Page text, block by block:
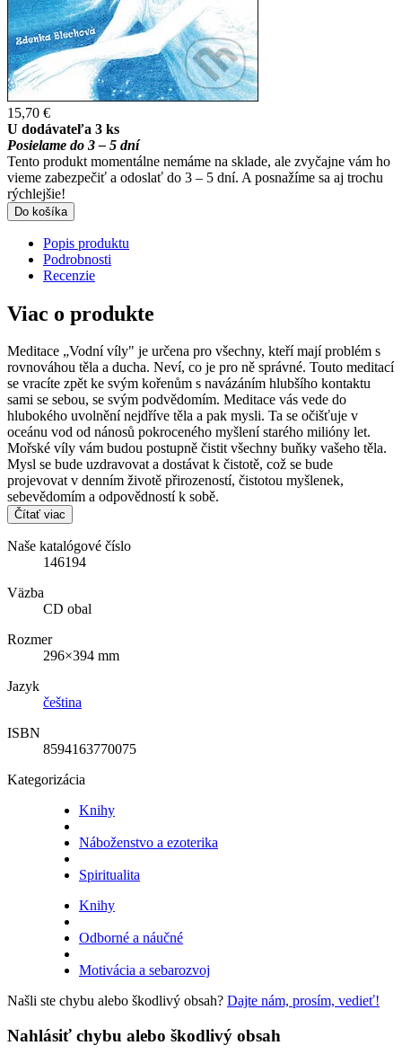
15,70 €
U dodávateľa 3 ks
Posielame do 3 – 5 dní
Tento produkt momentálne nemáme na sklade, ale zvyčajne vám ho
vieme zabezpečiť a odoslať do 3 – 5 dní. A posnažíme sa aj trochu
rýchlejšie!
Do košíka
Popis produktu
Podrobnosti
Recenzie
Viac o produkte
Meditace „Vodní víly" je určena pro všechny, kteří mají problém s
rovnováhou těla a ducha. Neví, co je pro ně správné. Touto meditací
se vracíte zpět ke svým kořenům s navázáním hlubšího kontaktu
sami se sebou, se svým podvědomím. Meditace vás vede do
hlubokého uvolnění nejdříve těla a pak mysli. Ta se očišťuje v
oceánu vod od nánosů pokroceného myšlení starého milióny let.
Mořské víly vám budou postupně čistit všechny buňky vašeho těla.
Mysl se bude uzdravovat a dostávat k čistotě, což se bude
projevovat v denním životě přirozeností, čistotou myšlenek,
sebevědomím a odpovědností k sobě.
Čítať viac
Naše katalógové číslo
146194
Väzba
CD obal
Rozmer
296×394 mm
Jazyk
čeština
ISBN
8594163770075
Kategorizácia
Knihy
Náboženstvo a ezoterika
Spiritualita
Knihy
Odborné a náučné
Motivácia a sebarozvoj
Našli ste chybu alebo škodlivý obsah? Dajte nám, prosím, vedieť!
Nahlásiť chybu alebo škodlivý obsah